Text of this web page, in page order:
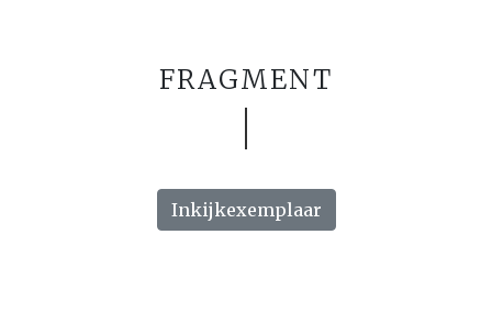
FRAGMENT
Inkijkexemplaar